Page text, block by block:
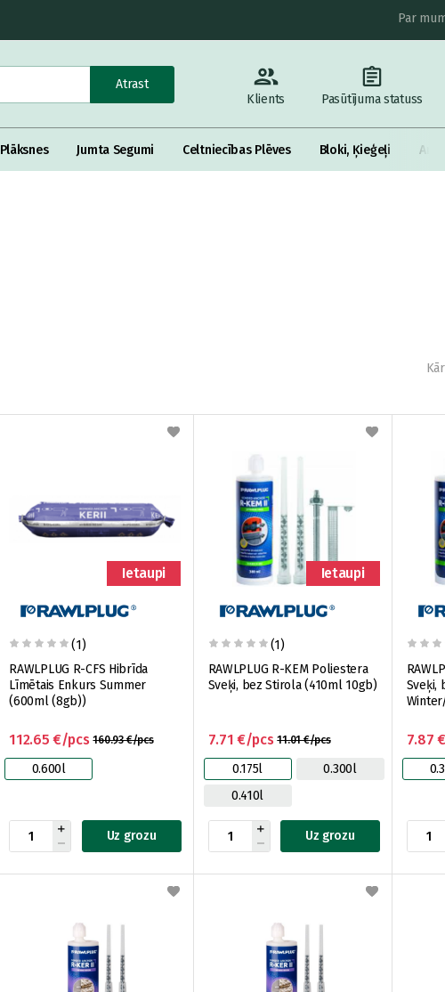
Par
Atrast
Klients
Pasūtījuma statuss
Plāksnes Jumta Segumi Celtniecības Plēves Bloki, Ķieģeļi
Ietaupi
(1)
RAWLPLUG R-CFS Hibrīda
Līmētais Enkurs Summer
(600ml (8gb))
160.93 €/pcs
112.65 €/pcs
0.600l
Uz grozu
Ietaupi
(1)
RAWLPLUG R-KEM Poliestera
Sveķi, bez Stirola (410ml 10gb)
11.01 €/pcs
7.71 €/pcs
0.175l
0.300l
0.410l
Uz grozu
Sveķi,
7.87